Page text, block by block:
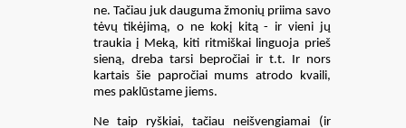
ne. Tačiau juk dauguma žmonių priima savo
tėvų tikėjimą, o ne kokį kitą - ir vieni jų
traukia į Meką, kiti ritmiškai linguoja prieš
sieną, dreba tarsi bepročiai ir t.t. Ir nors
kartais šie papročiai mums atrodo kvaili,
mes paklūstame jiems.
Ne taip ryškiai, tačiau neišvengiamai (ir